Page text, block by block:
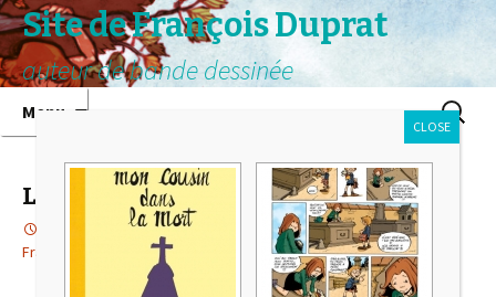
Site de François Duprat
auteur de bande dessinée
Menu
La danseuse debout
Actualité
Les bonhommes de pluie
François
CLOSE